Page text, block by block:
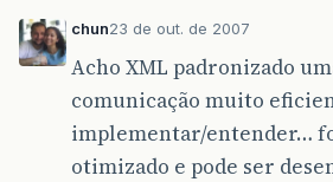
chun23 de out. de 2007
Acho XML padronizado
comunicação muito
implementar/entender…
otimizado e pode ser